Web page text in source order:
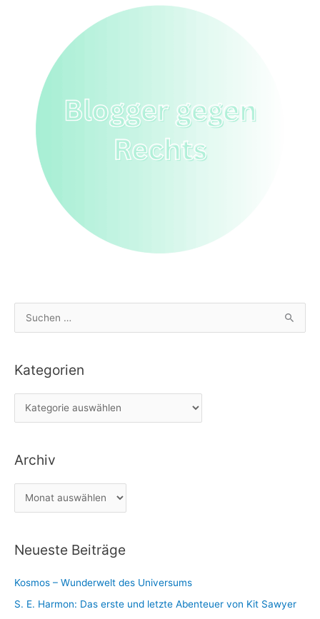
u
h
c
h
Kategorien
a
e
e
Archiv
r
h
v
Neueste Beiträge
Kosmos – Wunderwelt des Universums
S. E. Harmon: Das erste und letzte Abenteuer von Kit Sawyer